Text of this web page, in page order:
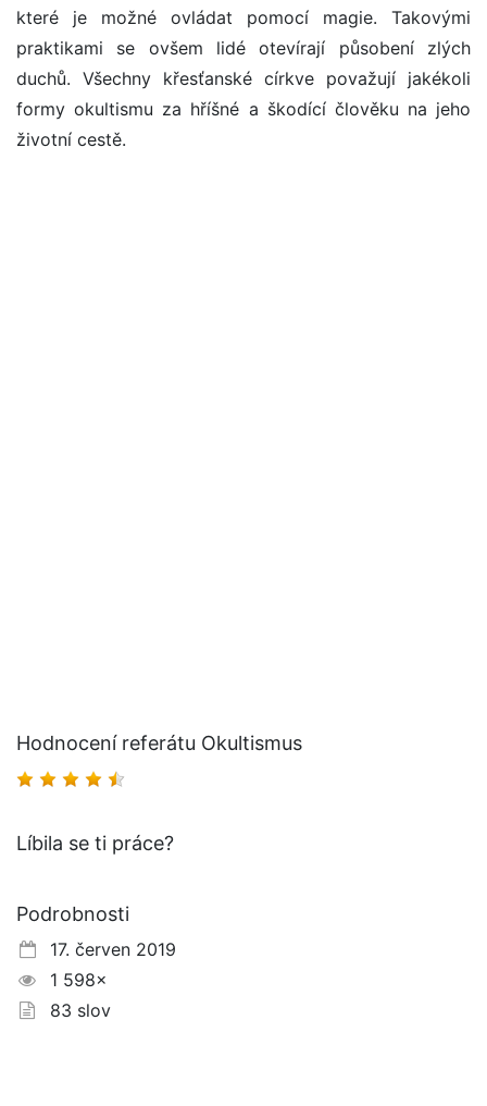
které je možné ovládat pomocí magie. Takovými
praktikami se ovšem lidé otevírají působení zlých
duchů. Všechny křesťanské církve považují jakékoli
formy okultismu za hříšné a škodící člověku na jeho
životní cestě.
Hodnocení referátu Okultismus
Líbila se ti práce?
Podrobnosti
17. červen 2019
1 598×
83 slov